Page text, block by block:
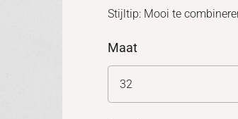
Stijltip: Mooi te
Maat